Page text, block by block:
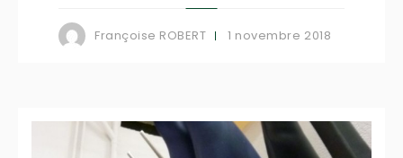
Françoise ROBERT 1 novembre 2018